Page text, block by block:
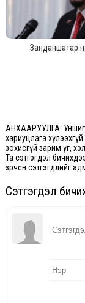
Занданшатар
АНХААРУУЛГА:
хариуцлага
зохисгүй зарим үг,
Та сэтгэгдэл
зөрчсөн сэтгэгдлийг
Сэтгэгдэл